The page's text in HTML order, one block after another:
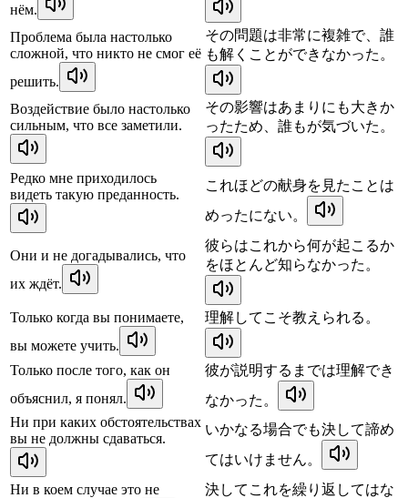
нём.
Проблема была настолько
сложной, что никто не смог её
решить.
その問題は非常に複雑で、誰
も解くことができなかった。
Воздействие было настолько
сильным, что все заметили.
その影響はあまりにも大きか
ったため、誰もが気づいた。
Редко мне приходилось
видеть такую преданность.
これほどの献身を見たことは
めったにない。
Они и не догадывались, что
их ждёт.
彼らはこれから何が起こるか
をほとんど知らなかった。
Только когда вы понимаете,
вы можете учить.
理解してこそ教えられる。
Только после того, как он
объяснил, я понял.
彼が説明するまでは理解でき
なかった。
Ни при каких обстоятельствах
вы не должны сдаваться.
いかなる場合でも決して諦め
てはいけません。
Ни в коем случае это не
決してこれを繰り返してはな